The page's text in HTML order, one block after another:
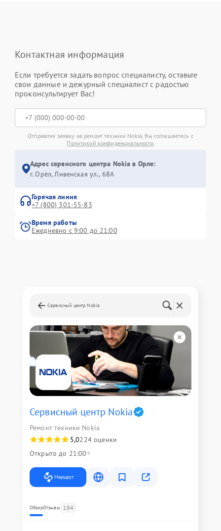
Контактная информация
Если требуется задать вопрос специалисту, оставьте
свои данные и дежурный специалист с радостью
проконсультирует Вас!
Отправляя заявку на ремонт техники Nokia, Вы соглашаетесь с
Политикой конфиденциальности
Адрес сервисного центра Nokia в Орле:
г. Орёл, Ливенская ул., 68А
Горячая линия
+7 (800) 301-55-83
Время работы
Ежедневно с 9:00 до 21:00
Сервисный центр Nokia
Сервисный центр Nokia
Ремонт техники Nokia
5,0224 оценки
Открыто до 21:00
Маршрут
ОбзорОтзывы 184